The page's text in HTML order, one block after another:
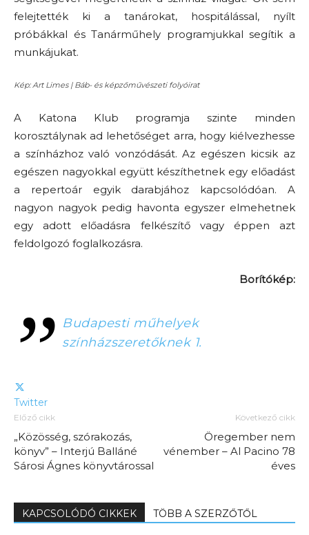
felejtették ki a tanárokat, hospitálással, nyílt
próbákkal és Tanárműhely programjukkal segítik a
munkájukat.
Kép: Art Limes | Báb- és képzőművészeti folyóirat
A Katona Klub programja szinte minden
korosztálynak ad lehetőséget arra, hogy kiélvezhesse
a színházhoz való vonzódását. Az egészen kicsik az
egészen nagyokkal együtt készíthetnek egy előadást
a repertoár egyik darabjához kapcsolódóan. A
nagyon nagyok pedig havonta egyszer elmehetnek
egy adott előadásra felkészítő vagy éppen azt
feldolgozó foglalkozásra.
Borítókép:
Budapesti műhelyek
színházszeretőknek 1.
Twitter
Előző cikk
„Közösség, szórakozás,
könyv” – Interjú Balláné
Sárosi Ágnes könyvtárossal
Következő cikk
Öregember nem
vénember – Al Pacino 78
éves
KAPCSOLÓDÓ CIKKEK TÖBB A SZERZŐTŐL